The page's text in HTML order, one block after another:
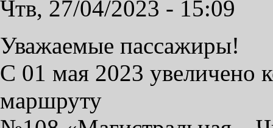
Чтв, 27/04/2023 - 15:09
Уважаемые пассажиры!
С 01 мая 2023 увеличено
маршруту